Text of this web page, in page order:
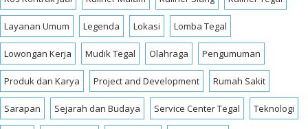
Layanan Umum Legenda Lokasi Lomba Tegal
Lowongan Kerja Mudik Tegal Olahraga Pengumuman
Produk dan Karya Project and Development Rumah Sakit
Sarapan Sejarah dan Budaya Service Center Tegal Teknologi